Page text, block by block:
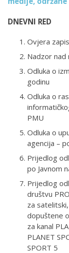
DNEVNI RED
Ovjera
Nadzor nad
Odluka o
godinu
Odluka o
PMU
Odluka o
agencija –
Prijedlog
po Javnom
Prijedlog
društvu
za
dopuštene
za kanal
PLANET
SPORT 5